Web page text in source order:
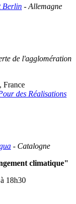
Berlin - Allemagne
de l'agglomération
France
des Réalisations
- Catalogne
climatique"
18h30